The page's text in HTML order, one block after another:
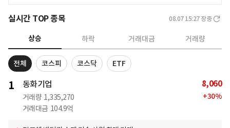
실시간 TOP 종목 08.07 15:27 장중
상승 하락 거래대금 거래량
전체 코스피 코스닥 ETF
1 동화기업
거래량 1,335,270
거래대금 104.9억
8,060
+30%